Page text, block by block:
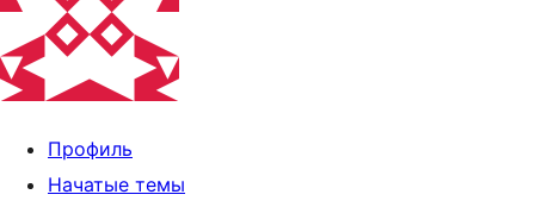
Профиль
Начатые темы